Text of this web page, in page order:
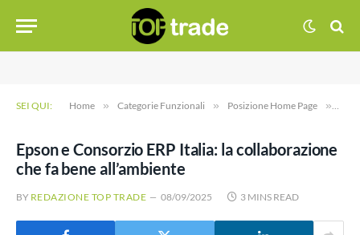
SEI QUI: Home » Categorie Funzionali » Posizione Home Page »
Epson e Consorzio ERP Italia: la collaborazione
che fa bene all’ambiente
BY REDAZIONE TOP TRADE 08/09/2025 3 MINS READ